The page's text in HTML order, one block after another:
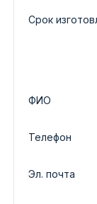
Срок
ФИО
Телефон
Эл. почта